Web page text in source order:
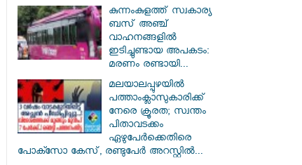
കുന്നംകുളത്ത് സ്വകാര്യ
ബസ് അഞ്ച്
വാഹനങ്ങളിൽ
ഇടിച്ചുണ്ടായ അപകടം:
മരണം രണ്ടായി...
മലയാലപ്പുഴയിൽ
പത്താംക്ലാസുകാരിക്ക്
നേരെ ക്രൂരത; സ്വന്തം
പിതാവടക്കം
ഏഴുപേർക്കെതിരെ
പോക്സോ കേസ്, രണ്ടുപേർ അറസ്റ്റിൽ...